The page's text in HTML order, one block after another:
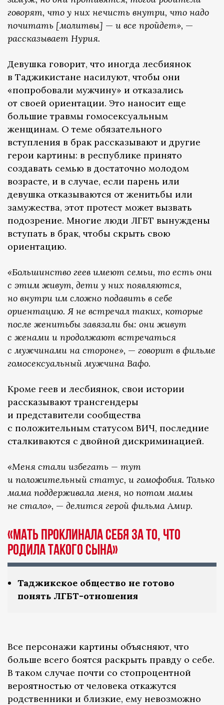
говорят, что у них нечисть внутри, что надо
почитать [молитвы] — и все пройдет», —
рассказывает Нурия.
Девушка говорит, что иногда лесбиянок
в Таджикистане насилуют, чтобы они
«попробовали мужчину» и отказались
от своей ориентации. Это наносит еще
большие травмы гомосексуальным
женщинам. О теме обязательного
вступления в брак рассказывают и другие
герои картины: в республике принято
создавать семью в достаточно молодом
возрасте, и в случае, если парень или
девушка отказываются от женитьбы или
замужества, этот протест может вызвать
подозрение. Многие люди ЛГБТ вынуждены
вступать в брак, чтобы скрыть свою
ориентацию.
«Большинство геев имеют семьи, то есть они
с этим живут, дети у них появляются,
но внутри им сложно подавить в себе
ориентацию. Я не встречал таких, которые
после женитьбы завязали бы: они живут
с женами и продолжают встречаться
с мужчинами на стороне», — говорит в фильме
гомосексуальный мужчина Вафо.
Кроме геев и лесбиянок, свои истории
рассказывают трансгендеры
и представители сообщества
с положительным статусом ВИЧ, последние
сталкиваются с двойной дискриминацией.
«Меня стали избегать — тут
и положительный статус, и гомофобия. Только
мама поддерживала меня, но потом мамы
не стало», — делится герой фильма Амир.
«Мать проклинала себя за то, что
родила такого сына»
Таджикское общество не готово
понять ЛГБТ-отношения
Все персонажи картины объясняют, что
больше всего боятся раскрыть правду о себе.
В таком случае почти со стопроцентной
вероятностью от человека откажутся
родственники и близкие, ему невозможно